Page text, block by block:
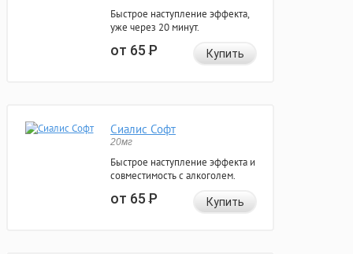
Быстрое наступление эффекта,
уже через 20 минут.
от 65Р Купить
Сиалис Софт
20мг
Быстрое наступление эффекта и
совместимость с алкоголем.
от 65Р Купить